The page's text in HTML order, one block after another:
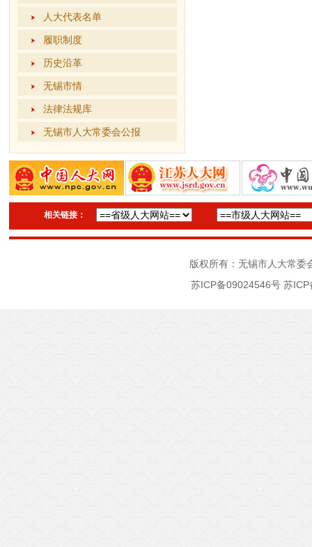
人大代表名单
履职制度
历史沿革
无锡市情
法律法规库
无锡市人大常委会公报
相关链接：
版权所有：无锡市人大常
苏ICP备09024546号 苏ICP